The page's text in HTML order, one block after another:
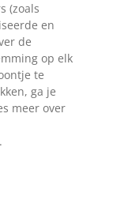
(zoals
en
de
op elk
te
ga je
meer over
.